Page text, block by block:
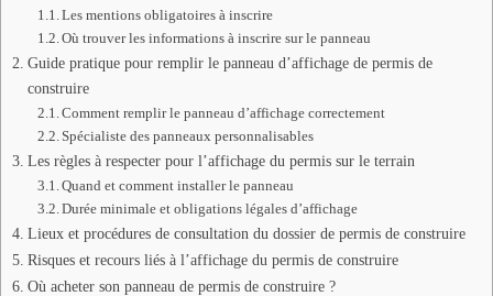
Les mentions obligatoires à inscrire
Où trouver les informations à inscrire sur le panneau
Guide pratique pour remplir le panneau d’affichage de permis de
construire
Comment remplir le panneau d’affichage correctement
Spécialiste des panneaux personnalisables
Les règles à respecter pour l’affichage du permis sur le terrain
Quand et comment installer le panneau
Durée minimale et obligations légales d’affichage
Lieux et procédures de consultation du dossier de permis de construire
Risques et recours liés à l’affichage du permis de construire
Où acheter son panneau de permis de construire ?